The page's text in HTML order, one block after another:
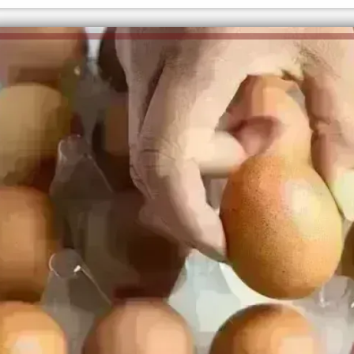
إلهام شرشر تكتب: دي مبقتش كورة..
دي سياسة
الكاتبة إلهام شرشر تهنئ الرئيس
السيسي بعيد ميلاده وتُشيد بجهوده
في بناء الدولة